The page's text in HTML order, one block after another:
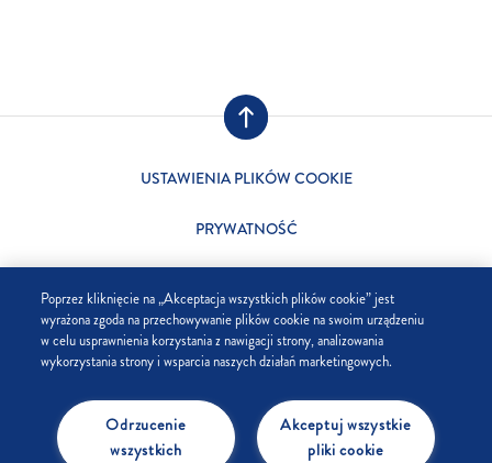
USTAWIENIA PLIKÓW COOKIE
PRYWATNOŚĆ
FIRMA
KONTAKT
Poprzez kliknięcie na „Akceptacja wszystkich plików cookie” jest
wyrażona zgoda na przechowywanie plików cookie na swoim urządzeniu
w celu usprawnienia korzystania z nawigacji strony, analizowania
wykorzystania strony i wsparcia naszych działań marketingowych.
Akceptuj wszystkie
pliki cookie
Odrzucenie
wszystkich